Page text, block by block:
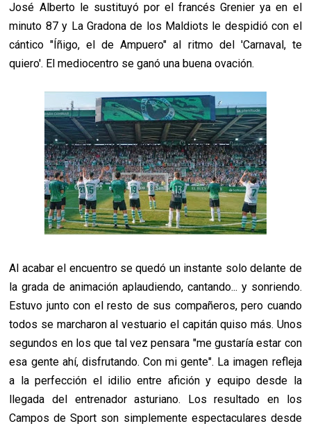
José Alberto le sustituyó por el francés Grenier ya en el
minuto 87 y La Gradona de los Maldiots le despidió con el
cántico "Íñigo, el de Ampuero" al ritmo del 'Carnaval, te
quiero'. El mediocentro se ganó una buena ovación.
Al acabar el encuentro se quedó un instante solo delante de
la grada de animación aplaudiendo, cantando... y sonriendo.
Estuvo junto con el resto de sus compañeros, pero cuando
todos se marcharon al vestuario el capitán quiso más. Unos
segundos en los que tal vez pensara "me gustaría estar con
esa gente ahí, disfrutando. Con mi gente". La imagen refleja
a la perfección el idilio entre afición y equipo desde la
llegada del entrenador asturiano. Los resultado en los
Campos de Sport son simplemente espectaculares desde